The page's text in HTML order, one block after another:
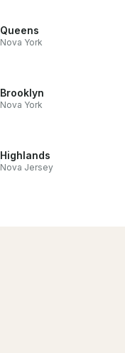
Queens
Nova York
Brooklyn
Nova York
Highlands
Nova Jersey